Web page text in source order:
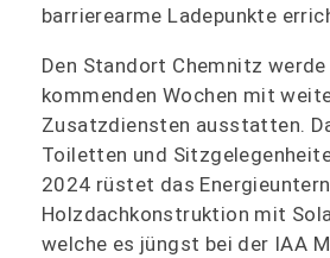
barrierearme Ladepunkte
Den Standort Chemnitz werde
kommenden Wochen mit
Zusatzdiensten ausstatten.
Toiletten und
2024 rüstet das
Holzdachkonstruktion mit
welche es jüngst bei der IAA